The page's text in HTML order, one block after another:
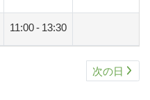
11:00 - 13:30
次の日